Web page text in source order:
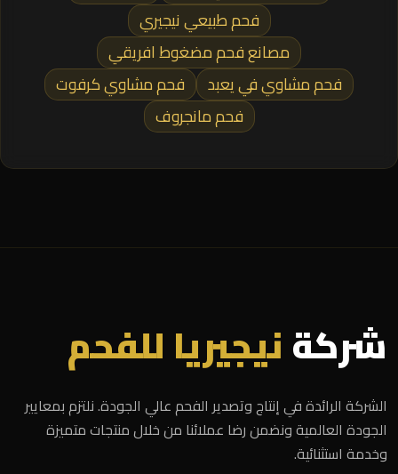
فحم طبيعي نيجيري
مصانع فحم مضغوط افريقي
فحم مشاوي في يعبد
فحم مشاوي كرفوت
فحم مانجروف
شركةنيجيريا للفحم
الشركة الرائدة في إنتاج وتصدير الفحم عالي الجودة. نلتزم بمعايير
الجودة العالمية ونضمن رضا عملائنا من خلال منتجات متميزة
وخدمة استثنائية.